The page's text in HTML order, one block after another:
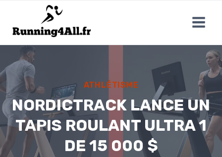
contenu
ATHLÉTISME
NORDICTRACK LANCE UN
TAPIS ROULANT ULTRA 1
DE 15 000 $